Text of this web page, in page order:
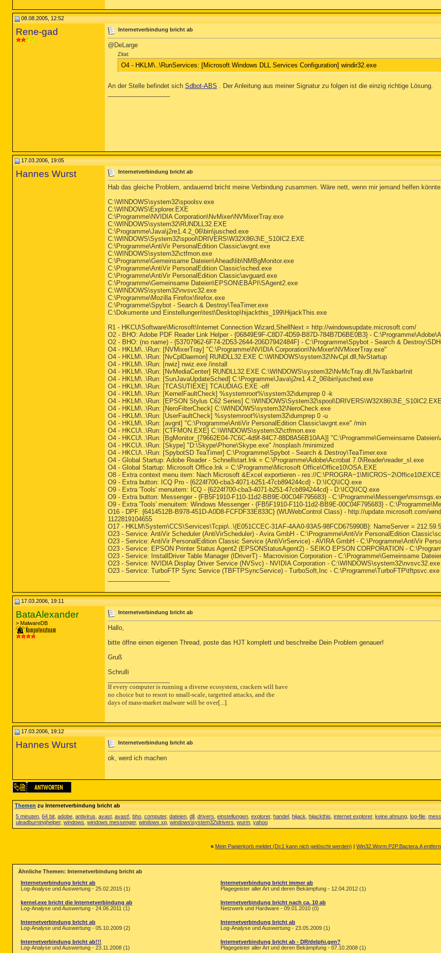
08.08.2005, 12:52
Rene-gad Internetverbindung bricht ab
@DeLarge
Zitat:
O4 - HKLM\..\RunServices: [Microsoft Windows DLL Services Configuration] windir32.exe
An der Stelle befindet sich Sdbot-ABS . Der Anleitung aus meiner Signatur zu folgen ist die einzig richtige Lösung.
17.03.2006, 19:05
Hannes Wurst Internetverbindung bricht ab
Hab das gleiche Problem, andauernd bricht meine Verbindung zusammen. Wäre nett, wenn mir jemand helfen
C:\WINDOWS\system32\spoolsv.exe
C:\WINDOWS\Explorer.EXE
C:\Programme\NVIDIA Corporation\NvMixer\NVMixerTray.exe
C:\WINDOWS\system32\RUNDLL32.EXE
C:\Programme\Java\j2re1.4.2_06\bin\jusched.exe
C:\WINDOWS\System32\spool\DRIVERS\W32X86\3\E_S10IC2.EXE
C:\Programme\AntiVir PersonalEdition Classic\avgnt.exe
C:\WINDOWS\system32\ctfmon.exe
C:\Programme\Gemeinsame Dateien\Ahead\lib\NMBgMonitor.exe
C:\Programme\AntiVir PersonalEdition Classic\sched.exe
C:\Programme\AntiVir PersonalEdition Classic\avguard.exe
C:\Programme\Gemeinsame Dateien\EPSON\EBAPI\SAgent2.exe
C:\WINDOWS\system32\nvsvc32.exe
C:\Programme\Mozilla Firefox\firefox.exe
C:\Programme\Spybot - Search & Destroy\TeaTimer.exe
C:\Dokumente und Einstellungen\test\Desktop\hijackthis_199\HijackThis.exe
R1 - HKCU\Software\Microsoft\Internet Connection Wizard,ShellNext = http://windowsupdate.microsoft.com/
O2 - BHO: Adobe PDF Reader Link Helper - {06849E9F-C8D7-4D59-B87D-784B7D6BE0B3} -
O2 - BHO: (no name) - {53707962-6F74-2D53-2644-206D7942484F} - C:\Programme\Spybot - Search &
O4 - HKLM\..\Run: [NVMixerTray] "C:\Programme\NVIDIA Corporation\NvMixer\NVMixerTray.exe"
O4 - HKLM\..\Run: [NvCplDaemon] RUNDLL32.EXE C:\WINDOWS\system32\NvCpl.dll,NvStartup
O4 - HKLM\..\Run: [nwiz] nwiz.exe /install
O4 - HKLM\..\Run: [NvMediaCenter] RUNDLL32.EXE C:\WINDOWS\system32\NvMcTray.dll,NvTaskbarInit
O4 - HKLM\..\Run: [SunJavaUpdateSched] C:\Programme\Java\j2re1.4.2_06\bin\jusched.exe
O4 - HKLM\..\Run: [TCASUTIEXE] TCAUDIAG.EXE -off
O4 - HKLM\..\Run: [KernelFaultCheck] %systemroot%\system32\dumprep 0 -k
O4 - HKLM\..\Run: [EPSON Stylus C62 Series]
O4 - HKLM\..\Run: [NeroFilterCheck] C:\WINDOWS\system32\NeroCheck.exe
O4 - HKLM\..\Run: [UserFaultCheck] %systemroot%\system32\dumprep 0 -u
O4 - HKLM\..\Run: [avgnt] "C:\Programme\AntiVir PersonalEdition Classic\avgnt.exe" /min
O4 - HKCU\..\Run: [CTFMON.EXE] C:\WINDOWS\system32\ctfmon.exe
O4 - HKCU\..\Run: [BgMonitor_{79662E04-7C6C-4d9f-84C7-88D8A56B10AA}] "C:\Programme\Gemeinsame
O4 - HKCU\..\Run: [Skype] "D:\Skype\Phone\Skype.exe" /nosplash /minimized
O4 - HKCU\..\Run: [SpybotSD TeaTimer] C:\Programme\Spybot - Search & Destroy\TeaTimer.exe
O4 - Global Startup: Adobe Reader - Schnellstart.lnk = C:\Programme\Adobe\Acrobat 7.0\Reader\reader_sl.exe
O4 - Global Startup: Microsoft Office.lnk = C:\Programme\Microsoft Office\Office10\OSA.EXE
O8 - Extra context menu item: Nach Microsoft &Excel exportieren - res://
O9 - Extra button: ICQ Pro - {6224f700-cba3-4071-b251-47cb894244cd} - D:\ICQ\ICQ.exe
O9 - Extra 'Tools' menuitem: ICQ - {6224f700-cba3-4071-b251-47cb894244cd} - D:\ICQ\ICQ.exe
O9 - Extra button: Messenger - {FB5F1910-F110-11d2-BB9E-00C04F795683} -
O9 - Extra 'Tools' menuitem: Windows Messenger - {FB5F1910-F110-11d2-BB9E-00C04F795683} -
O16 - DPF: {6414512B-B978-451D-A0D8-FCFDF33E833C} (WUWebControl Class) - http://update.microsoft.com/
1122819104655
O17 - HKLM\System\CCS\Services\Tcpip\..\{E051CCEC-31AF-4AA0-93A5-98FCD675990B}: NameServer =
O23 - Service: AntiVir Scheduler (AntiVirScheduler) - Avira GmbH - C:\Programme\AntiVir PersonalEdition
O23 - Service: AntiVir PersonalEdition Classic Service (AntiVirService) - AVIRA GmbH - C:\Programme\AntiVir
O23 - Service: EPSON Printer Status Agent2 (EPSONStatusAgent2) - SEIKO EPSON CORPORATION -
O23 - Service: InstallDriver Table Manager (IDriverT) - Macrovision Corporation - C:\Programme\Gemeinsame
O23 - Service: NVIDIA Display Driver Service (NVSvc) - NVIDIA Corporation - C:\WINDOWS\system32\nvsvc32.exe
O23 - Service: TurboFTP Sync Service (TBFTPSyncService) - TurboSoft,Inc - C:\Programme\TurboFTP\tftpsvc.exe
17.03.2006, 19:11
BataAlexander
> MalwareDB
Internetverbindung bricht ab
Hallo,
bitte öffne einen eigenen Thread, poste das HJT komplett und beschreibe Dein Problem genauer!
Gruß
Schrulli
If every computer is running a diverse ecosystem, crackers will have
no choice but to resort to small-scale, targetted attacks, and the
days of mass-market malware will be over[...].
17.03.2006, 19:12
Hannes Wurst Internetverbindung bricht ab
ok, werd ich machen
Themenzu Internetverbindung bricht ab
5 minuten 64 bit adobe antivirus avast avast! bho computer, dateien dll drivers einstellungen explorer, handel hijack hijackthis internet explorer, keine ahnung log-file
uleadburninghelper, windows windows messenger, windows xp windows\system32\drivers wurm yahoo
« Mein Papierkorb meldet (Dc1 kann nich gelöscht werden) | Win32.Worm.P2P.Bactera.A
Ähnliche Themen: Internetverbindung bricht ab
Internetverbindung bricht ab
Log-Analyse und Auswertung - 25.02.2015 (1)
Internetverbindung bricht immer ab
Plagegeister aller Art und deren Bekämpfung - 12.04.2012 (1)
kernel.exe bricht die Internetverbindung ab
Log-Analyse und Auswertung - 24.06.2011 (1)
Internetverbindung bricht nach ca. 10 ab
Netzwerk und Hardware - 09.01.2010 (0)
Internetverbindung bricht ab
Log-Analyse und Auswertung - 05.10.2009 (2)
Internetverbindung bricht ab
Log-Analyse und Auswertung - 23.05.2009 (1)
Internetverbindung bricht ab!!!
Log-Analyse und Auswertung - 23.11.2008 (1)
Internetverbindung bricht ab - DR/delphi.gen?
Plagegeister aller Art und deren Bekämpfung - 07.10.2008 (1)